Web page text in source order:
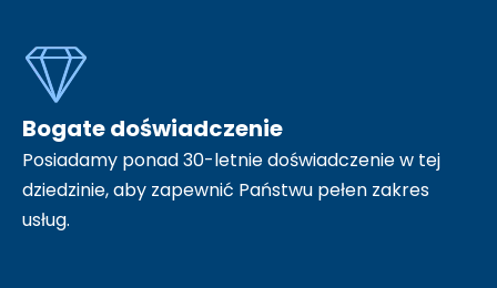
Bogate doświadczenie
Posiadamy ponad 30-letnie doświadczenie w tej
dziedzinie, aby zapewnić Państwu pełen zakres
usług.